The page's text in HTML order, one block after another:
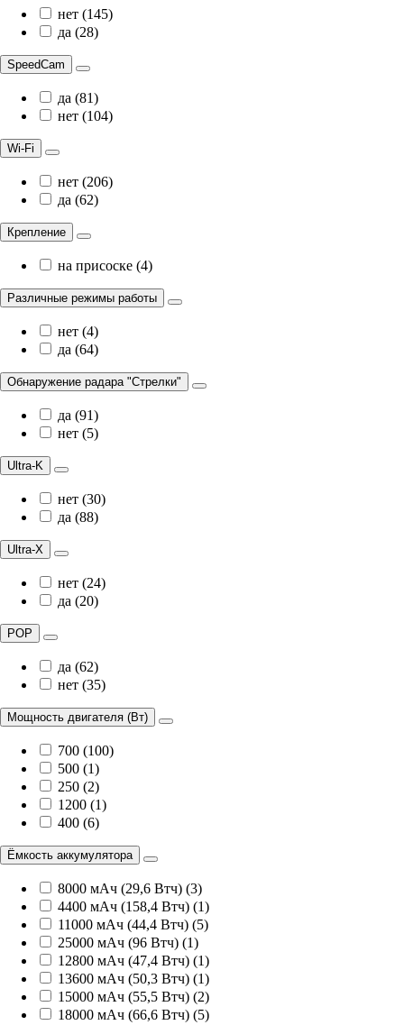
нет (145)
да (28)
SpeedCam
да (81)
нет (104)
Wi-Fi
нет (206)
да (62)
Крепление
на присоске (4)
Различные режимы работы
нет (4)
да (64)
Обнаружение радара "Стрелки"
да (91)
нет (5)
Ultra-K
нет (30)
да (88)
Ultra-X
нет (24)
да (20)
POP
да (62)
нет (35)
Мощность двигателя (Вт)
700 (100)
500 (1)
250 (2)
1200 (1)
400 (6)
Ёмкость аккумулятора
8000 мАч (29,6 Втч) (3)
4400 мАч (158,4 Втч) (1)
11000 мАч (44,4 Втч) (5)
25000 мАч (96 Втч) (1)
12800 мАч (47,4 Втч) (1)
13600 мАч (50,3 Втч) (1)
15000 мАч (55,5 Втч) (2)
18000 мАч (66,6 Втч) (5)